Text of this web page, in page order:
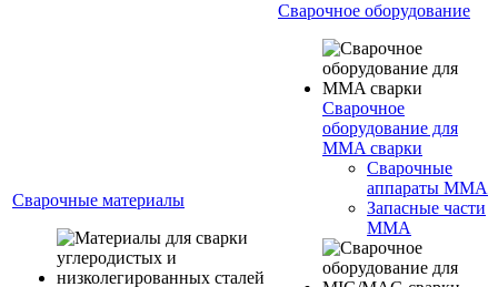
Сварочные материалы
Сварочное оборудование
Сварочное
оборудование для
MMA сварки
Сварочные
аппараты MMA
Запасные части
MMA